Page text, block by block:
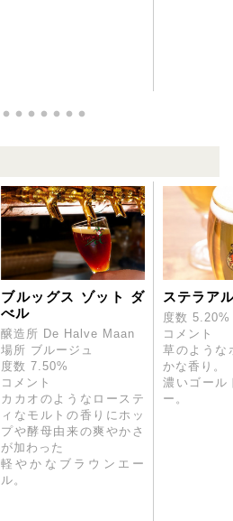
ブルッグス ゾット ダ
べル
醸造所 De Halve Maan
場所 ブルージュ
度数 7.50%
コメント
カカオのようなローステ
ィなモルトの香りにホッ
プや酵母由来の爽やかさ
が加わった
軽やかなブラウンエー
ル。
ステラア
度数 5.20%
コメント
草のような
かな香り。
濃いゴール
ー。